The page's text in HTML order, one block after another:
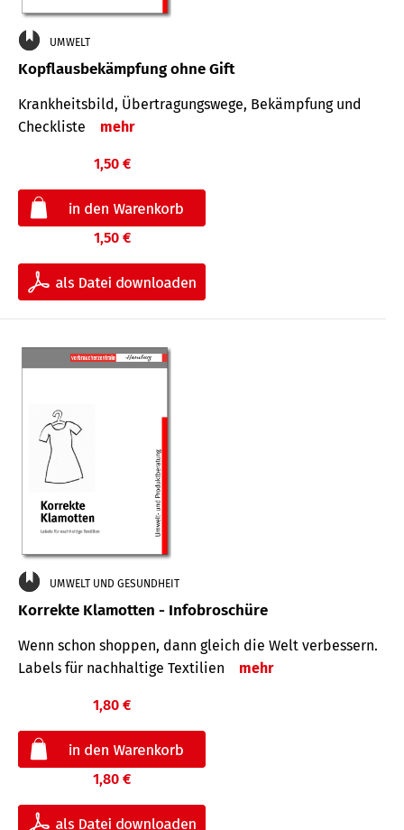
UMWELT
Kopflausbekämpfung ohne Gift
Krankheits­bild, Übertra­gungs­wege, Bekämpfung und
Check­liste
mehr
1,50 €
1,50 €
UMWELT UND GESUNDHEIT
Korrekte Klamotten - Infobroschüre
Wenn schon shoppen, dann gleich die Welt verbessern.
Labels für nachhaltige Textilien
mehr
1,80 €
1,80 €